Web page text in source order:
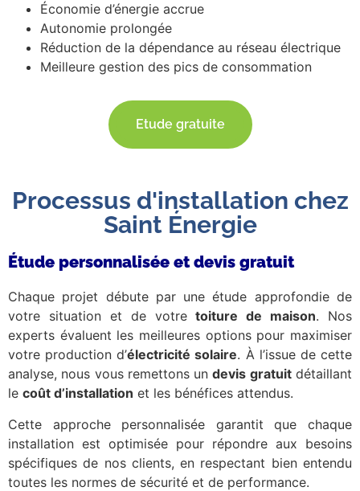
Économie d’énergie accrue
Autonomie prolongée
Réduction de la dépendance au réseau électrique
Meilleure gestion des pics de consommation
Etude gratuite
Processus d'installation chez
Saint Énergie
Étude personnalisée et devis gratuit
Chaque projet débute par une étude approfondie de
votre situation et de votretoiture de maison. Nos
experts évaluent les meilleures options pour maximiser
votre production d’électricité solaire. À l’issue de cette
analyse, nous vous remettons undevis gratuitdétaillant
le coût d’installation et les bénéfices attendus.
Cette approche personnalisée garantit que chaque
installation est optimisée pour répondre aux besoins
spécifiques de nos clients, en respectant bien entendu
toutes les normes de sécurité et de performance.